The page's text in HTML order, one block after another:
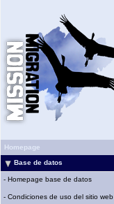
Homepage
Base de datos
- Homepage base de datos
- Condiciones de uso del sitio web